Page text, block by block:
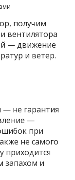
получим
вентилятора
— движение
и ветер.
не гарантия
—
при
не самого
приходится
запахом и